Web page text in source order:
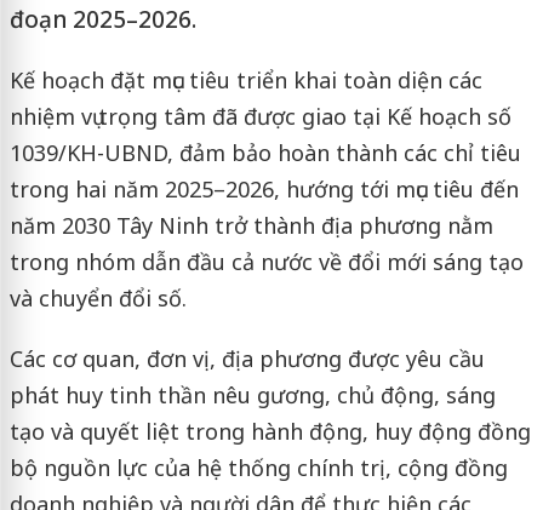
đoạn 2025–2026.
Kế hoạch đặt mục tiêu triển khai toàn diện các
nhiệm vụ trọng tâm đã được giao tại Kế hoạch số
1039/KH-UBND, đảm bảo hoàn thành các chỉ tiêu
trong hai năm 2025–2026, hướng tới mục tiêu đến
năm 2030 Tây Ninh trở thành địa phương nằm
trong nhóm dẫn đầu cả nước về đổi mới sáng tạo
và chuyển đổi số.
Các cơ quan, đơn vị, địa phương được yêu cầu
phát huy tinh thần nêu gương, chủ động, sáng
tạo và quyết liệt trong hành động, huy động đồng
bộ nguồn lực của hệ thống chính trị, cộng đồng
doanh nghiệp và người dân để thực hiện các